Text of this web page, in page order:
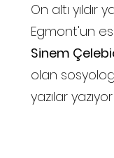
On altı yıldır
Egmont'un
Sinem
olan
yazılar